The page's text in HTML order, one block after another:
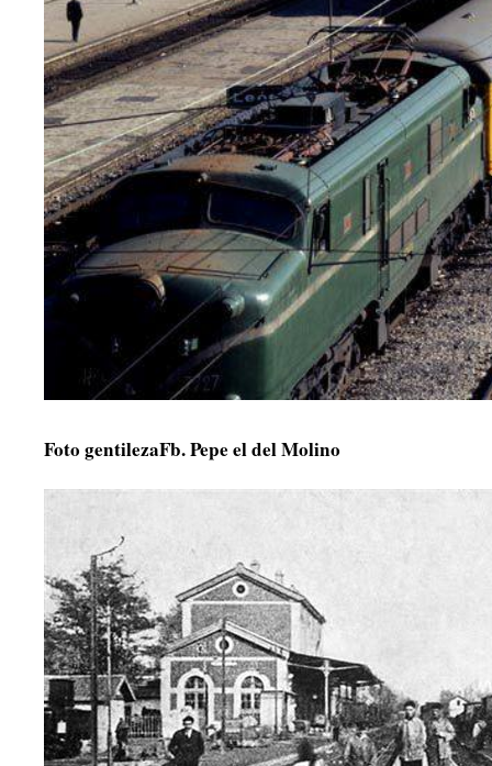
Foto gentilezaFb. Pepe el del Molino